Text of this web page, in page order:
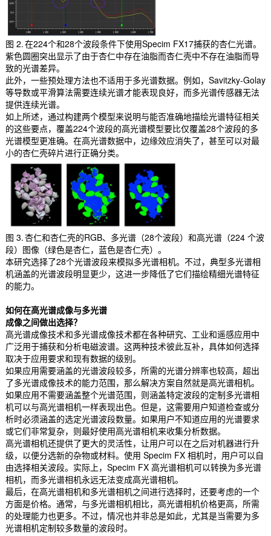
图 2. 在224个和28个波段条件下使用Specim FX17捕获的杏仁光谱。
紫色圆圈突出显示了由于杏仁中存在油脂而杏仁壳中不存在油脂而导
致的光谱差异。
此外，一些预处理方法也不适用于多光谱数据。例如，Savitzky-Golay
等导数或平滑算法需要连续光谱才能表现良好，而多光谱传感器无法
提供连续光谱。
如上所述，通过构建两个模型来说明与能否准确地描绘光谱特征相关
的这些要点，覆盖224个波段的高光谱模型要比仅覆盖28个波段的多
光谱模型更准确。在高光谱数据中，边缘效应消失了，甚至可以对最
小的杏仁壳碎片进行正确分类。
图 3. 杏仁和杏仁壳的RGB、多光谱（28个波段）和高光谱（224 个波
段）图像（绿色是杏仁，蓝色是杏仁壳）。
本研究选择了28个光谱波段来模拟多光谱相机。不过，典型多光谱相
机涵盖的光谱波段明显更少，这进一步降低了它们描绘精细光谱特征
的能力。
如何在高光谱成像与多光谱
成像之间做出选择？
高光谱成像技术和多光谱成像技术都在各种研究、工业和遥感应用中
广泛用于捕获和分析电磁波谱。这两种技术彼此互补，具体如何选择
取决于应用要求和现有数据的级别。
如果应用需要涵盖的光谱波段较多，所需的光谱分辨率也较高，超出
了多光谱成像技术的能力范围，那么解决方案自然就是高光谱相机。
如果应用不需要涵盖整个光谱范围，则涵盖特定波段的定制多光谱相
机可以与高光谱相机一样表现出色。但是，这需要用户知道检查或分
析时必须涵盖的选定光谱波段数量。如果用户不知道应用的光谱要求
或它们非常复杂，则最好使用高光谱相机来收集分析数据。
高光谱相机还提供了更大的灵活性，让用户可以在之后对机器进行升
级，以便分选新的杂物或材料。使用 Specim FX 相机时，用户可以自
由选择相关波段。实际上，Specim FX 高光谱相机可以转换为多光谱
相机，而多光谱相机永远无法变成高光谱相机。
最后，在高光谱相机和多光谱相机之间进行选择时，还要考虑的一个
方面是价格。通常，与多光谱相机相比，高光谱相机价格更高，所需
的处理能力也更多。不过，情况也并非总是如此，尤其是当需要为多
光谱相机定制较多数量的波段时。